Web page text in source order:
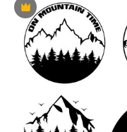
Premium